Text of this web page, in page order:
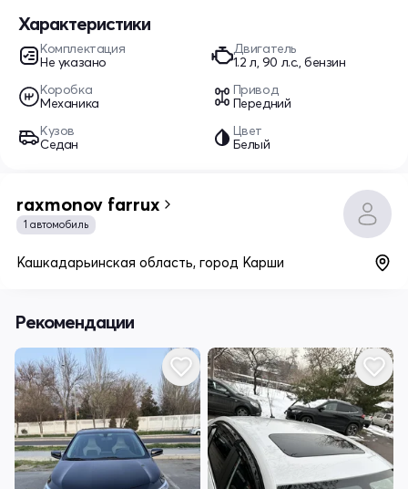
Характеристики
Комплектация
Не указано
Двигатель
1.2 л, 90 л.с., бензин
Коробка
Механика
Привод
Передний
Кузов
Седан
Цвет
Белый
raxmonov farrux
1 автомобиль
Кашкадарьинская область, город Карши
Рекомендации